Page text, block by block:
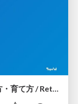
もう一度考える SRE チームの作り方・育て方 / Rethinking SRE #1: Building and Growing SRE Teams